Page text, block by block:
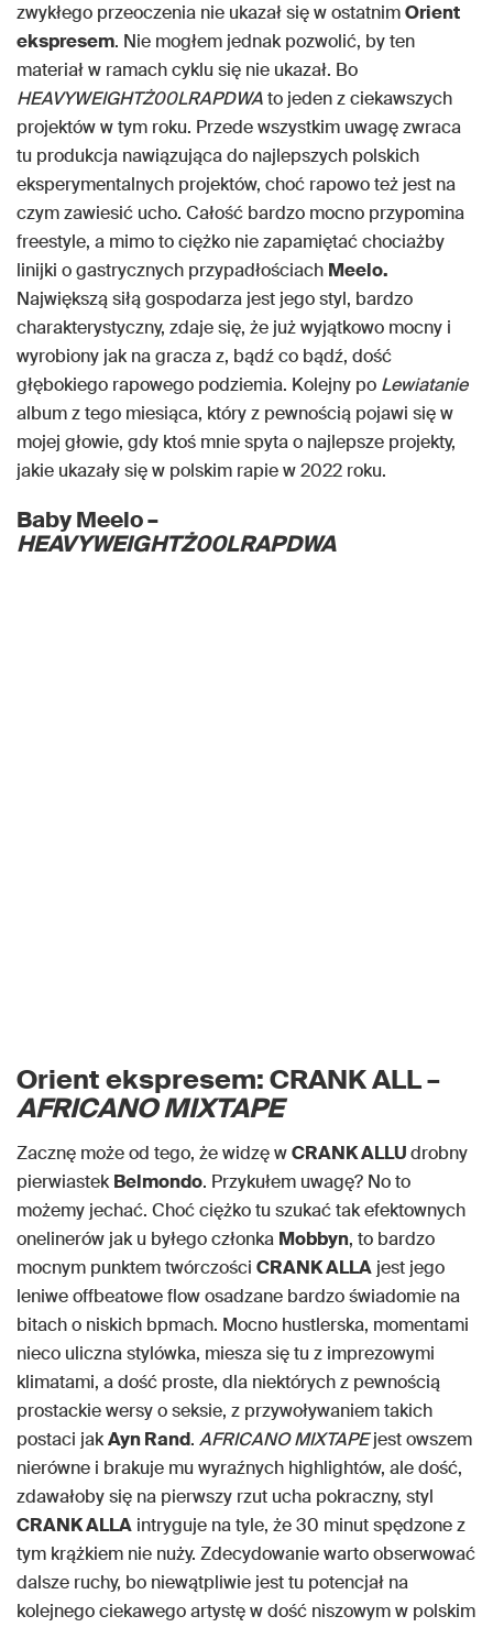
zwykłego przeoczenia nie ukazał się w ostatnimOrient
ekspresem. Nie mogłem jednak pozwolić, by ten
materiał w ramach cyklu się nie ukazał. Bo
HEAVYWEIGHTŻ00LRAPDWAto jeden z ciekawszych
projektów w tym roku. Przede wszystkim uwagę zwraca
tu produkcja nawiązująca do najlepszych polskich
eksperymentalnych projektów, choć rapowo też jest na
czym zawiesić ucho. Całość bardzo mocno przypomina
freestyle, a mimo to ciężko nie zapamiętać chociażby
linijki o gastrycznych przypadłościach Meelo.
Największą siłą gospodarza jest jego styl, bardzo
charakterystyczny, zdaje się, że już wyjątkowo mocny i
wyrobiony jak na gracza z, bądź co bądź, dość
głębokiego rapowego podziemia. Kolejny po Lewiatanie
album z tego miesiąca, który z pewnością pojawi się w
mojej głowie, gdy ktoś mnie spyta o najlepsze projekty,
jakie ukazały się w polskim rapie w 2022 roku.
Baby Meelo –
HEAVYWEIGHTŻ00LRAPDWA
Orient ekspresem: CRANK ALL –
AFRICANO MIXTAPE
Zacznę może od tego, że widzę wCRANK ALLUdrobny
pierwiastekBelmondo. Przykułem uwagę? No to
możemy jechać. Choć ciężko tu szukać tak efektownych
onelinerów jak u byłego członka Mobbyn, to bardzo
mocnym punktem twórczości CRANK ALLA jest jego
leniwe offbeatowe flow osadzane bardzo świadomie na
bitach o niskich bpmach. Mocno hustlerska, momentami
nieco uliczna stylówka, miesza się tu z imprezowymi
klimatami, a dość proste, dla niektórych z pewnością
prostackie wersy o seksie, z przywoływaniem takich
postaci jakAyn Rand. AFRICANO MIXTAPEjest owszem
nierówne i brakuje mu wyraźnych highlightów, ale dość,
zdawałoby się na pierwszy rzut ucha pokraczny, styl
CRANK ALLA intryguje na tyle, że 30 minut spędzone z
tym krążkiem nie nuży. Zdecydowanie warto obserwować
dalsze ruchy, bo niewątpliwie jest tu potencjał na
kolejnego ciekawego artystę w dość niszowym w polskim